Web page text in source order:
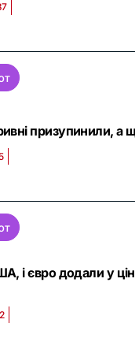
призупинили, а
і євро додали у